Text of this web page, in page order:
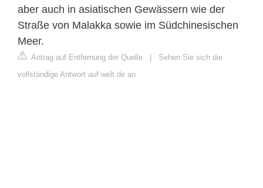
aber auch in asiatischen Gewässern wie der
Straße von Malakka sowie im Südchinesischen
Meer.
Antrag auf Entfernung der Quelle | Sehen Sie sich die
vollständige Antwort auf welt.de an